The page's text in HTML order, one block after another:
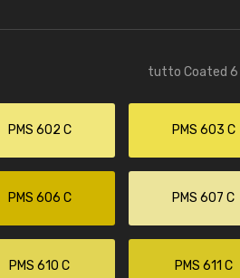
tutto Coated 6
PMS 602 C PMS 603 C
PMS 606 C PMS 607 C
PMS 610 C PMS 611 C